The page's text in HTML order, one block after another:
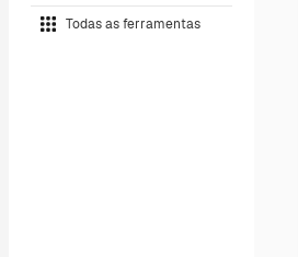
Todas as ferramentas